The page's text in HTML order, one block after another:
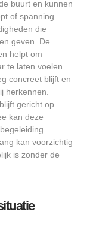
buurt en kunnen
of spanning
die
geven. De
helpt om
te laten voelen.
concreet blijft en
herkennen.
gericht op
kan deze
kan voorzichtig
is zonder de